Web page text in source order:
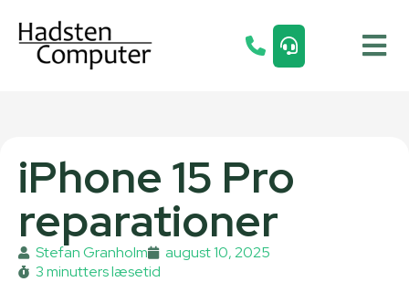
iPhone 15 Pro
reparationer
Stefan Granholm
august 10, 2025
3 minutters læsetid